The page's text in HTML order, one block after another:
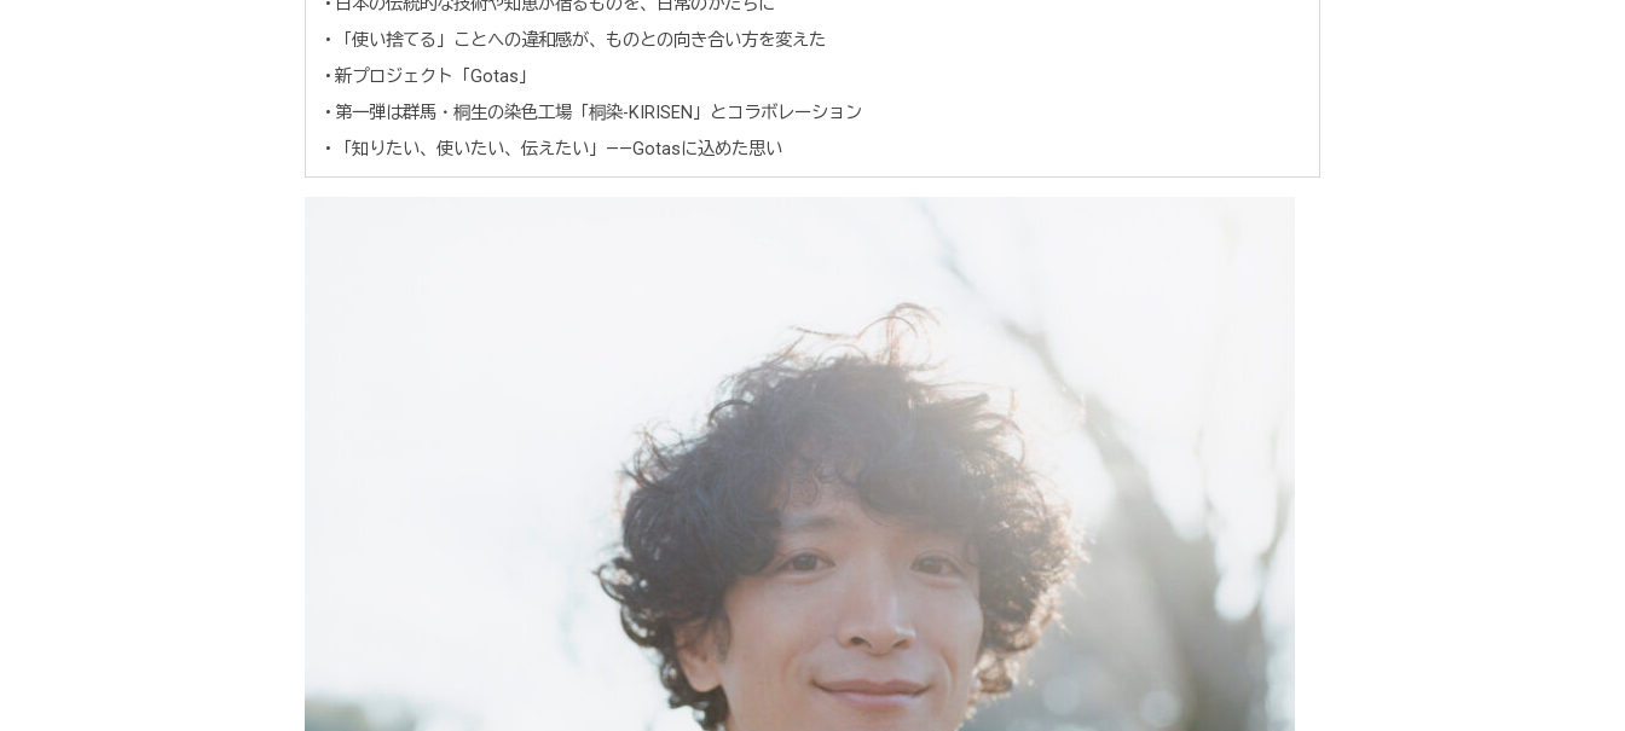
日本の伝統的な技術や知恵が宿るものを、日常のかたちに
「使い捨てる」ことへの違和感が、ものとの向き合い方を変えた
新プロジェクト「Gotas」
第一弾は群馬・桐生の染色工場「桐染-KIRISEN」とコラボレーション
「知りたい、使いたい、伝えたい」——Gotasに込めた思い